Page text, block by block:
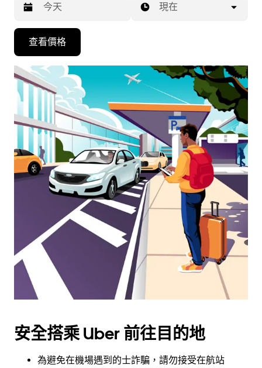
下
向
下
箭
鍵，
即
可
用
擇
日
期。
按
鈕
現在
查看價格
安全搭乘 Uber 前往目的地
為避免在機場遇到的士詐騙，請勿接受在航站